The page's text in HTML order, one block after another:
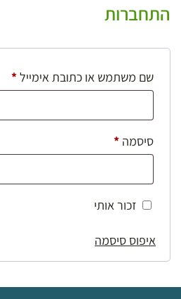
התחברות
שם משתמש או כתובת אימייל*
סיסמה *חובה
זכור אותי
איפוס סיסמה